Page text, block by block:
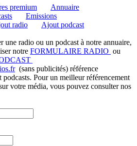
premium
Annuaire
Emissions
radio Ajout podcast
une radio ou un podcast à notre annuaire,
notre FORMULAIRE RADIO ou
(sans publicités) référence
podcasts. Pour un meilleur référencement
votre média, vous pouvez consulter nos